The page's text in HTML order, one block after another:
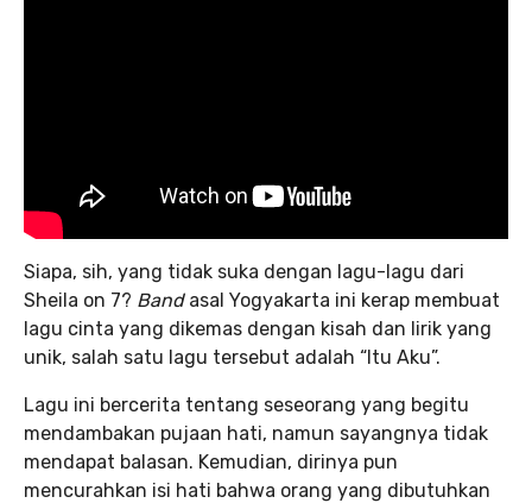
Siapa, sih, yang tidak suka dengan lagu-lagu dari
Sheila on 7? Bandasal Yogyakarta ini kerap membuat
lagu cinta yang dikemas dengan kisah dan lirik yang
unik, salah satu lagu tersebut adalah “Itu Aku”.
Lagu ini bercerita tentang seseorang yang begitu
mendambakan pujaan hati, namun sayangnya tidak
mendapat balasan. Kemudian, dirinya pun
mencurahkan isi hati bahwa orang yang dibutuhkan